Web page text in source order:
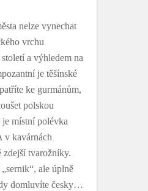
nelze vynechat
vrchu
a výhledem na
je těšínské
ke gurmánům,
polskou
místní polévka
v kavárnách
zdejší tvarožníky.
ale úplně
domluvíte česky…